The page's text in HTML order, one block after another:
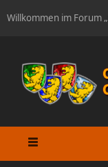
Willkommen im Forum „